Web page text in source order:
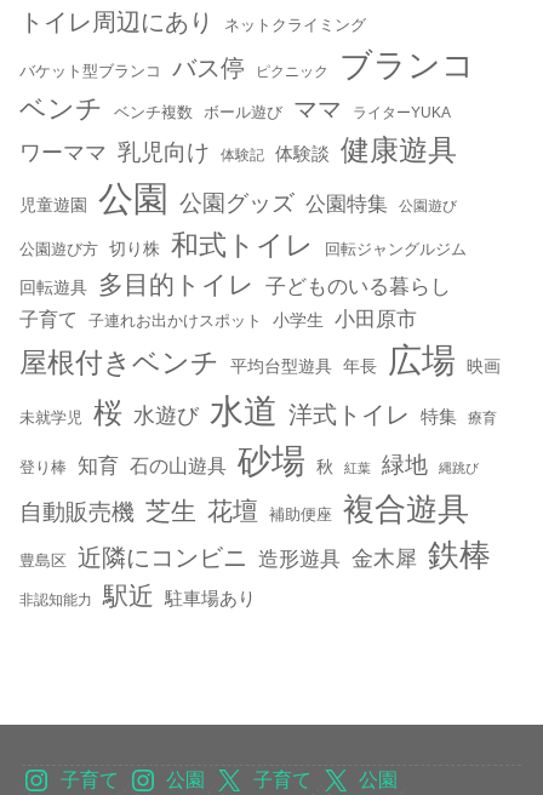
トイレ周辺にあり ネットクライミング
バケット型ブランコ バス停 ピクニック ブランコ
ベンチ ベンチ複数 ボール遊び ママ ライターYUKA
ワーママ 乳児向け 体験記 体験談 健康遊具
児童遊園 公園 公園グッズ 公園特集 公園遊び
公園遊び方 切り株 和式トイレ 回転ジャングルジム
回転遊具 多目的トイレ 子どものいる暮らし
子育て 子連れお出かけスポット 小学生 小田原市
屋根付きベンチ 平均台型遊具 年長 広場 映画
未就学児 桜 水遊び 水道 洋式トイレ 特集 療育
登り棒 知育 石の山遊具 砂場 秋 紅葉 緑地 縄跳び
自動販売機 芝生 花壇 補助便座 複合遊具
豊島区 近隣にコンビニ 造形遊具 金木犀 鉄棒
非認知能力 駅近 駐車場あり
子育て 公園 子育て 公園